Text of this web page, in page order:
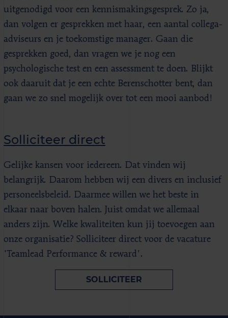
uitgenodigd voor een kennismakingsgesprek. Zo ja,
dan volgen er gesprekken met haar, een aantal collega-
adviseurs en je toekomstige manager. Gaan die
gesprekken goed, dan vragen we je nog een
psychologische test en een assessment te doen. Blijkt
ook daaruit dat je een echte Berenschotter bent, dan
gaan we zo snel mogelijk over tot een mooi aanbod!
Solliciteer direct
Gelijke kansen voor iedereen. Dat vinden wij
belangrijk. Daarom hebben wij een divers en inclusief
personeelsbeleid. Daarmee willen we het beste in
elkaar naar boven halen. Juist omdat we allemaal
anders zijn. Welke kwaliteiten kun jij toevoegen aan
onze organisatie? Solliciteer direct voor de vacature
'Teamlead Performance & reward'.
SOLLICITEER